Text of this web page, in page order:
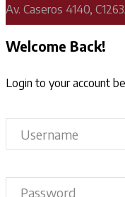
Av. Caseros 4140,
Welcome Back!
Login to your account